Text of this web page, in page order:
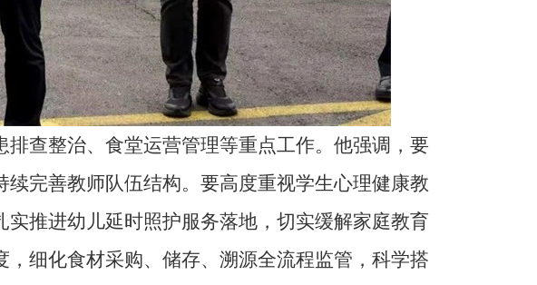
查整治、食堂运营管理等重点工作。他强调，要
完善教师队伍结构。要高度重视学生心理健康教
推进幼儿延时照护服务落地，切实缓解家庭教育
细化食材采购、储存、溯源全流程监管，科学搭